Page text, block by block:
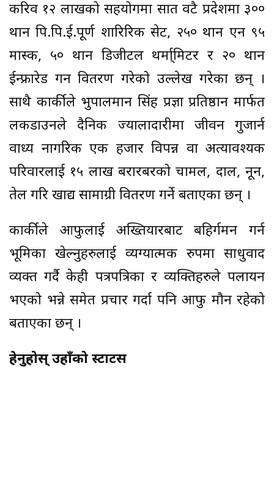
करिव १२ लाखको सहयोगमा सात वटै प्रदेशमा ३००
थान पि.पि.ई.पूर्ण शारिरिक सेट, २५० थान एन ९५
मास्क, ५० थान डिजीटल थर्मा्मिटर र २० थान
ईन्फ्रारेड गन वितरण गरेको उल्लेख गरेका छन् ।
साथै कार्कीले भुपालमान सिंह प्रज्ञा प्रतिष्ठान मार्फत
लकडाउनले दैनिक ज्यालादारीमा जीवन गुजार्न
वाध्य नागरिक एक हजार विपन्न वा अत्यावश्यक
परिवारलाई १५ लाख बरारबरको चामल, दाल, नून,
तेल गरि खाद्य सामाग्री वितरण गर्ने बताएका छन् ।
कार्कीले आफुलाई अख्तियारबाट बहिर्गमन गर्न
भूमिका खेल्नुहरुलाई व्यग्यात्मक रुपमा साधुवाद
व्यक्त गर्दै केही पत्रपत्रिका र व्यक्तिहरुले पलायन
भएको भन्ने समेत प्रचार गर्दा पनि आफु मौन रहेको
बताएका छन् ।
हेर्नुहोस् उहाँको स्टाटस